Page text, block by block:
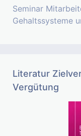
Seminar
Gehaltssysteme
Literatur
Vergütung